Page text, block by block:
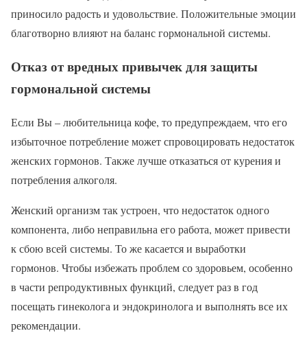
приносило радость и удовольствие. Положительные эмоции
благотворно влияют на баланс гормональной системы.
Отказ от вредных привычек для защиты
гормональной системы
Если Вы – любительница кофе, то предупреждаем, что его
избыточное потребление может спровоцировать недостаток
женских гормонов. Также лучше отказаться от курения и
потребления алкоголя.
Женский организм так устроен, что недостаток одного
компонента, либо неправильна его работа, может привести
к сбою всей системы. То же касается и выработки
гормонов. Чтобы избежать проблем со здоровьем, особенно
в части репродуктивных функций, следует раз в год
посещать гинеколога и эндокринолога и выполнять все их
рекомендации.